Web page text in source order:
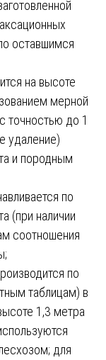
оставшимся
на высоте
мерной
точностью до 1
удаление)
и породным
по
(при наличии
соотношения
по
таблицам) в
1,3 метра
для